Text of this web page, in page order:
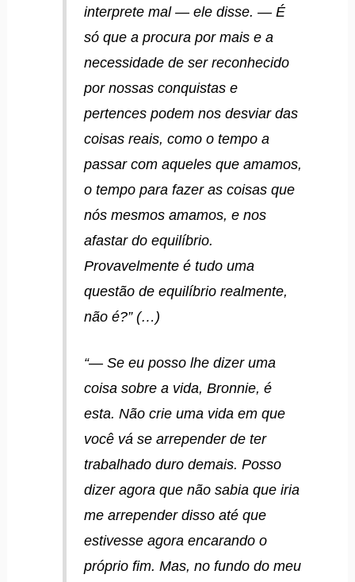
interprete mal — ele disse. — É
só que a procura por mais e a
necessidade de ser reconhecido
por nossas conquistas e
pertences podem nos desviar das
coisas reais, como o tempo a
passar com aqueles que amamos,
o tempo para fazer as coisas que
nós mesmos amamos, e nos
afastar do equilíbrio.
Provavelmente é tudo uma
questão de equilíbrio realmente,
não é?” (…)
“— Se eu posso lhe dizer uma
coisa sobre a vida, Bronnie, é
esta. Não crie uma vida em que
você vá se arrepender de ter
trabalhado duro demais. Posso
dizer agora que não sabia que iria
me arrepender disso até que
estivesse agora encarando o
próprio fim. Mas, no fundo do meu